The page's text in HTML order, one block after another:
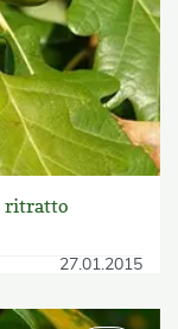
ritratto
27.01.2015